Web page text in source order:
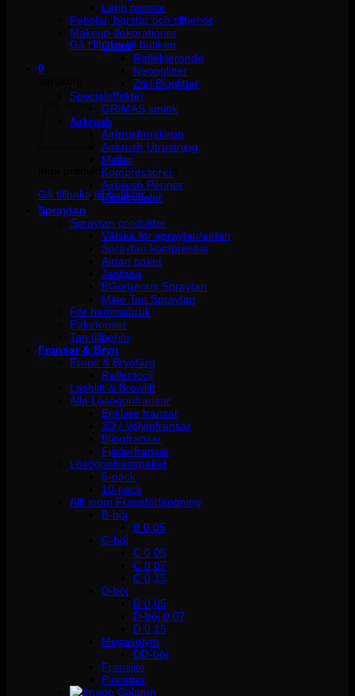
Inga produkter i varukorgen.
Gå tillbaka till butiken
0
Inga produkter i varukorgen.
Gå tillbaka till butiken
Läpp pennor
Penslar, borstar och tillbehör
Makeup dekorationer
Glitter
Reflekterande
Neonglitter
Ztirl Bioglitter
Specialeffekter
GRIMAS smink
Airbrush
Airbrushmakeup
Airbrush Utrustning
Mallar
Kompressorer
Airbrush Pennor
Reservdelar
Spraytan
Spraytan produkter
Vätska för spraytan/airtan
Spraytan kompressor
Airtan paket
Jantana
BGorgeous Spraytan
Mine Tan Spraytan
För hemmabruk
Paketpriser
Tan tillbehör
Fransar & Bryn
Frans & Brynfärg
Reflectocil
Lashlift & Browlift
Alla Lösögonfransar
Enklare fransar
3D / Volymfransar
Blingfransar
Fjäderfransar
Lösögonfranspaket
5-pack
10-pack
Allt inom Fransförlängning
B-böj
B 0.05
C-böj
C 0,05
C 0,07
C 0,15
D-böj
D 0,05
D-böj 0,07
D 0,15
Megavolym
DD-böj
Franslim
Pincetter